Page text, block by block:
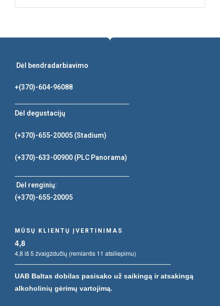
Dėl bendradarbiavimo
+(370)-604-96088
Dėl degustacijų
(+370)-655-20005 (Stadium)
(+370)-633-00900 (PLC Panorama)
Dėl renginių:
(+370)-655-20005
MŪSŲ KLIENTŲ ĮVERTINIMAS
4,8
4,8 iš 5 žvaigždučių (remiantis 11 atsiliepimu)
UAB Baltas dobilas pasisako už saikingą ir atsakingą
alkoholinių gėrimų vartojimą.